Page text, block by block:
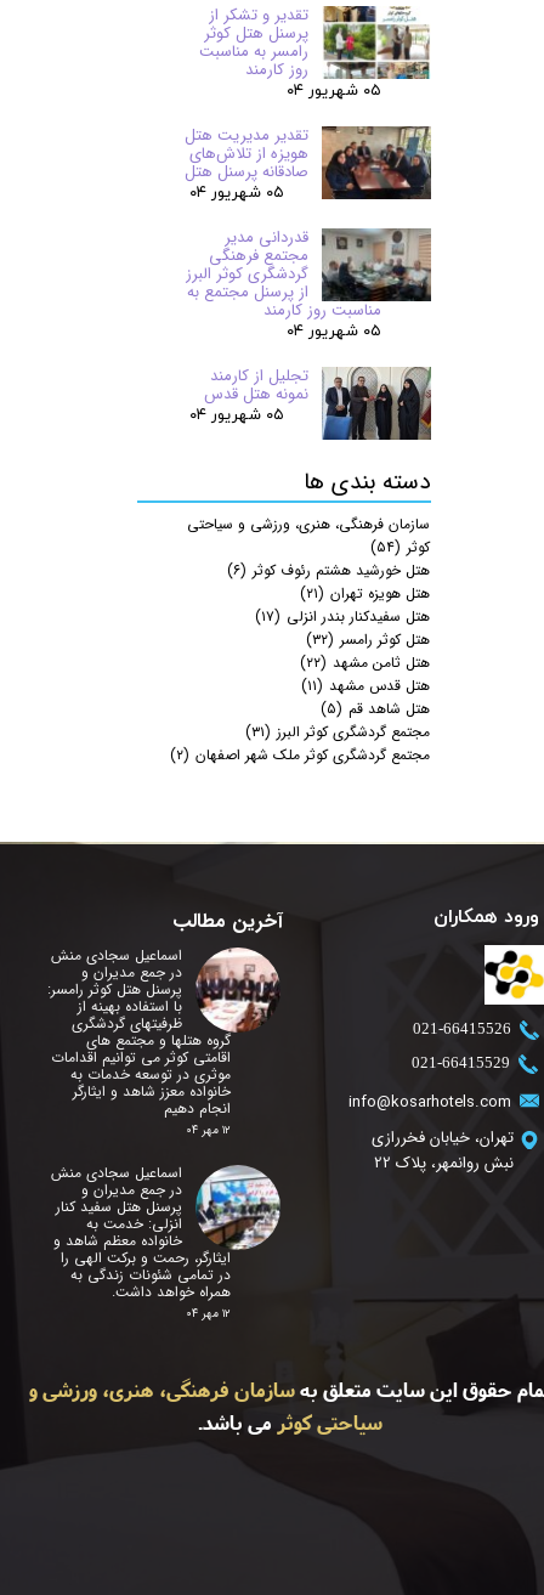
تقدیر و تشکر از
پرسنل هتل کوثر
رامسر به مناسبت
روز کارمند
۰۵ شهریور ۰۴
تقدیر مدیریت هتل
هویزه از تلاش‌های
صادقانه پرسنل هتل
۰۵ شهریور ۰۴
قدردانی مدیر
مجتمع فرهنگی
گردشگری کوثر البرز
از پرسنل مجتمع به
مناسبت روز کارمند
۰۵ شهریور ۰۴
تجلیل از کارمند
نمونه هتل قدس
۰۵ شهریور ۰۴
دسته بندی ها
سازمان فرهنگی، هنری، ورزشی و سیاحتی
کوثر (۵۴)
هتل خورشید هشتم رئوف کوثر (۶)
هتل هویزه تهران (۲۱)
هتل سفیدکنار بندر انزلی (۱۷)
هتل کوثر رامسر (۳۲)
هتل ثامن مشهد (۲۲)
هتل قدس مشهد (۱۱)
هتل شاهد قم (۵)
مجتمع گردشگری کوثر البرز (۳۱)
مجتمع گردشگری کوثر ملک شهر اصفهان (۲)
info@kosarhotels.com
تهران، خیابان فخررازی
نبش روانمهر، پلاک 22
​021-66415526
​021-66415529
آخرین مطالب
حقوق این سایت متعلق بهسازمان فرهنگی، هنری، ورزشی و
سیاحتی کوثر می باشد.
اسماعیل سجادی منش
در جمع مدیران و
پرسنل هتل کوثر رامسر:
با استفاده بهینه از
ظرفیتهای گردشگری
گروه هتلها و مجتمع های
اقامتی کوثر می توانیم اقدامات
موثری در توسعه خدمات به
خانواده معزز شاهد و ایثارگر
انجام دهیم
۱۲ مهر ۰۴
اسماعیل سجادی منش
در جمع مدیران و
پرسنل هتل سفید کنار
انزلی: خدمت به
خانواده معظم شاهد و
ایثارگر، رحمت و برکت الهی را
در تمامی شئونات زندگی به
همراه خواهد داشت.
۱۲ مهر ۰۴
ورود همکاران